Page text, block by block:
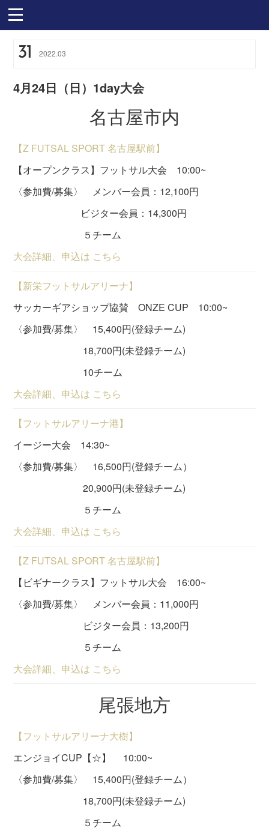
31 2022.03
4月24日（日）1day大会
名古屋市内
【Z FUTSAL SPORT 名古屋駅前】
【オープンクラス】フットサル大会 10:00~
〈参加費/募集〉 メンバー会員：12,100円
ビジター会員：14,300円
５チーム
大会詳細、申込は こちら
【新栄フットサルアリーナ】
サッカーギアショップ協賛 ONZE CUP 10:00~
〈参加費/募集〉 15,400円(登録チーム)
18,700円(未登録チーム)
10チーム
大会詳細、申込は こちら
【フットサルアリーナ港】
イージー大会 14:30~
〈参加費/募集〉 16,500円(登録チーム）
20,900円(未登録チーム)
５チーム
大会詳細、申込は こちら
【Z FUTSAL SPORT 名古屋駅前】
【ビギナークラス】フットサル大会 16:00~
〈参加費/募集〉 メンバー会員：11,000円
ビジター会員：13,200円
５チーム
大会詳細、申込は こちら
尾張地方
【フットサルアリーナ大樹】
エンジョイCUP【☆】 10:00~
〈参加費/募集〉 15,400円(登録チーム）
18,700円(未登録チーム)
５チーム